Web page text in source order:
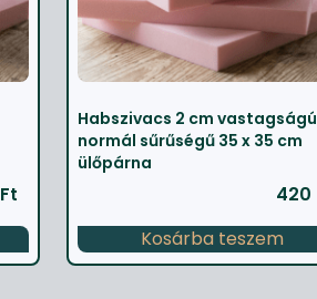
Ft
Habszivacs 2 cm vastagságú
normál sűrűségű 35 x 35 cm
ülőpárna
420
Kosárba teszem